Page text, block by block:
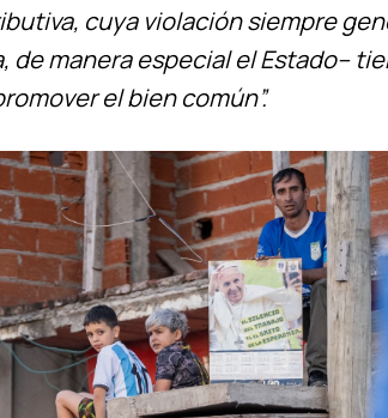
cuya violación siempre
de manera especial el Estado–
el bien común”.